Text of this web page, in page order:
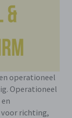
operationeel
Operationeel
richting,